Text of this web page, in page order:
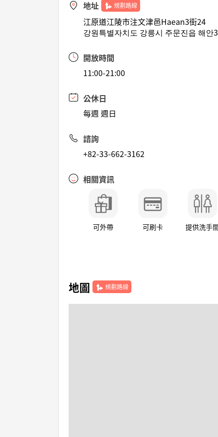
地址 規劃路線
江原道江陵市注文津邑Haean3街24
강원특별자치도 강릉시 주문진읍 해안
開放時間
11:00-21:00
公休日
每週 週日
諮詢
+82-33-662-3162
相關資訊
可外帶 可刷卡 提供洗手
地圖 規劃路線